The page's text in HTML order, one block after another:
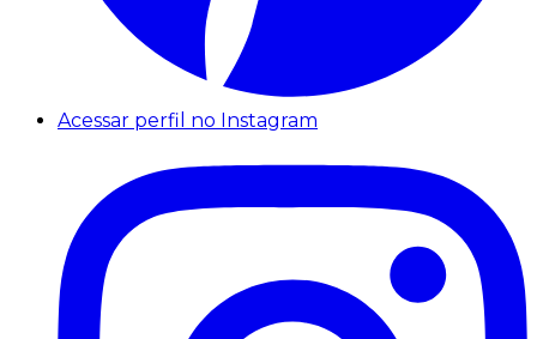
Acessar perfil no Instagram